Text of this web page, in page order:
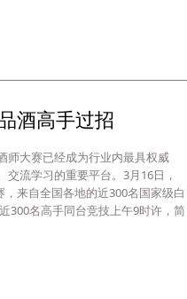
酒高手过招
师大赛已经成为行业内最具权威
流学习的重要平台。3月16日，
来自全国各地的近300名国家级白
300名高手同台竞技上午9时许，简